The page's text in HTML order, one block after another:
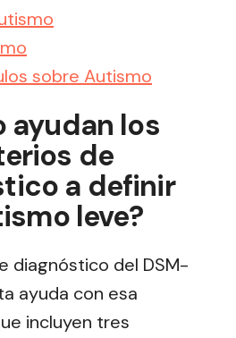
sobre Autismo
ayudan los
de
a definir
leve?
diagnóstico del DSM-
ayuda con esa
incluyen tres